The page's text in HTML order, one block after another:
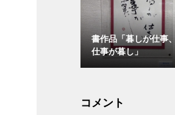
書作品「暮しが仕事、
仕事が暮し」
コメント